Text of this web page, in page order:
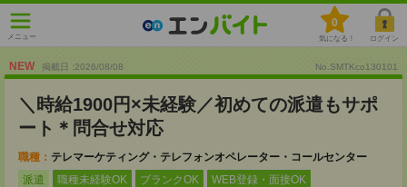
メニュー
0
気になる！ ログイン
NEW 掲載日 :2026/08/08 No.SMTKco130101
＼時給1900円×未経験／初めての派遣もサポ
ート＊問合せ対応
職種： テレマーケティング・テレフォンオペレーター・コールセンター
派遣
職種未経験OK ブランクOK WEB登録・面接OK